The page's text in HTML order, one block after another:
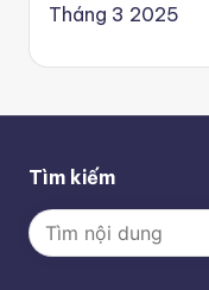
Tháng 3 2025
Tìm kiếm